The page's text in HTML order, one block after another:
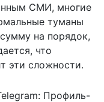
СМИ, многие
туманы
на порядок,
что
эти сложности.
Профиль-